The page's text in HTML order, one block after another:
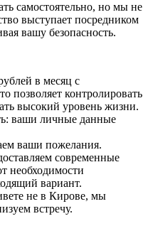
самостоятельно, но мы не
выступает посредником
вашу безопасность.
в месяц с
позволяет контролировать
высокий уровень жизни.
ваши личные данные
ваши пожелания.
современные
необходимости
вариант.
не в Кирове, мы
встречу.